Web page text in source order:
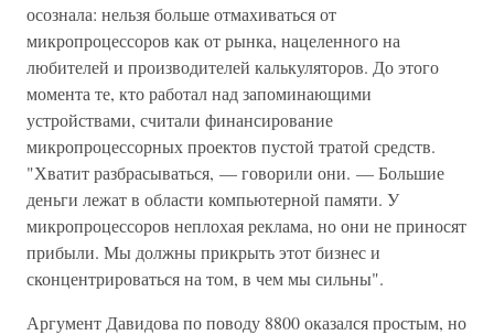
осознала: нельзя больше отмахиваться от
микропроцессоров как от рынка, нацеленного на
любителей и производителей калькуляторов. До этого
момента те, кто работал над запоминающими
устройствами, считали финансирование
микропроцессорных проектов пустой тратой средств.
"Хватит разбрасываться, — говорили они. — Большие
деньги лежат в области компьютерной памяти. У
микропроцессоров неплохая реклама, но они не приносят
прибыли. Мы должны прикрыть этот бизнес и
сконцентрироваться на том, в чем мы сильны".
Аргумент Давидова по поводу 8800 оказался простым, но